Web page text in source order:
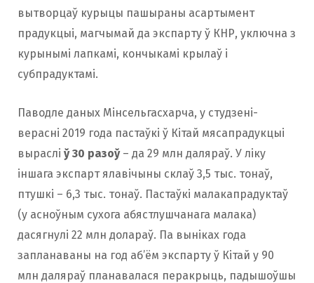
вытворцаў курыцы пашыраны асартымент
прадукцыі, магчымай да экспарту ў КНР, уключна з
курынымі лапкамі, кончыкамі крылаў і
субпрадуктамі.
Паводле даных Мінсельгасхарча, у студзені-
верасні 2019 года пастаўкі ў Кітай мясапрадукцыі
выраслі ў 30 разоў– да 29 млн даляраў. У ліку
іншага экспарт ялавічыны склаў 3,5 тыс. тонаў,
птушкі – 6,3 тыс. тонаў. Пастаўкі малакапрадуктаў
(у асноўным сухога абястлушчанага малака)
дасягнулі 22 млн долараў. Па выніках года
запланаваны на год аб’ём экспарту ў Кітай у 90
млн даляраў планавалася перакрыць, падышоўшы